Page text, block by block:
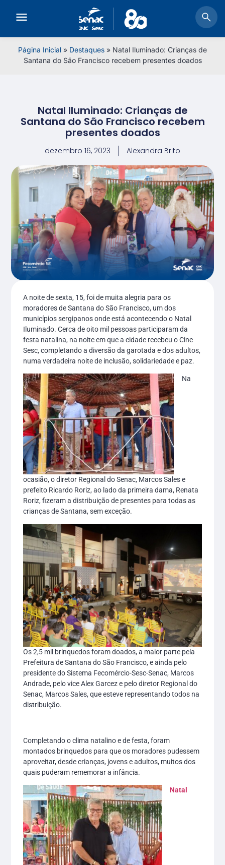
Página Inicial » Destaques » Natal Iluminado: Crianças de
Santana do São Francisco recebem presentes doados
Natal Iluminado: Crianças de
Santana do São Francisco recebem
presentes doados
dezembro 16, 2023 Alexandra Brito
A noite de sexta, 15, foi de muita alegria para os
moradores de Santana do São Francisco, um dos
municípios sergipanos onde está acontecendo o Natal
Iluminado. Cerca de oito mil pessoas participaram da
festa natalina, na noite em que a cidade recebeu o Cine
Sesc, completando a diversão da garotada e dos adultos,
numa verdadeira noite de inclusão, solidariedade e paz.
Na
ocasião, o diretor Regional do Senac, Marcos Sales e
prefeito Ricardo Roriz, ao lado da primeira dama, Renata
Roriz, fizeram a distribuição de presentes para todas as
crianças de Santana, sem exceção.
Os 2,5 mil brinquedos foram doados, a maior parte pela
Prefeitura de Santana do São Francisco, e ainda pelo
presidente do Sistema Fecomércio-Sesc-Senac, Marcos
Andrade, pelo vice Alex Garcez e pelo diretor Regional do
Senac, Marcos Sales, que esteve representando todos na
distribuição.
Completando o clima natalino e de festa, foram
montados brinquedos para que os moradores pudessem
aproveitar, desde crianças, jovens e adultos, muitos dos
quais puderam rememorar a infância.
Natal